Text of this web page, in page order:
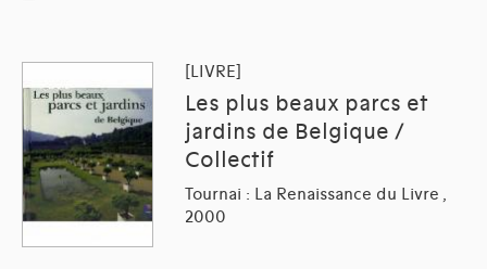
[LIVRE]
Les plus beaux parcs et
jardins de Belgique /
Collectif
Tournai : La Renaissance du Livre ,
2000